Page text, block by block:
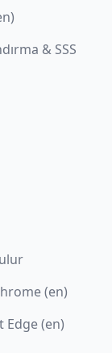
& SSS
(en)
(en)